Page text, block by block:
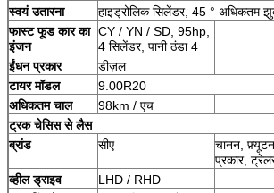
स्वयं उतारना
हाइड्रोलिक सिलेंडर, 45 ° अधिकतम
फास्ट फूड कार का
इंजन
CY / YN / SD, 95hp,
4 सिलेंडर, पानी ठंडा 4
ईंधन प्रकार
डीज़ल
टायर मॉडल
9.00R20
अधिकतम चाल
98km / एच
ट्रक चेसिस से लैस
ब्रांड
सीए
चानन,
प्रकार,
व्हील ड्राइव
LHD / RHD